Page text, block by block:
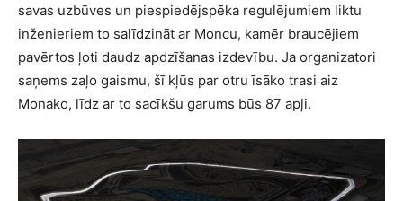
savas uzbūves un piespiedējspēka regulējumiem liktu
inženieriem to salīdzināt ar Moncu, kamēr braucējiem
pavērtos ļoti daudz apdzīšanas izdevību. Ja organizatori
saņems zaļo gaismu, šī kļūs par otru īsāko trasi aiz
Monako, līdz ar to sacīkšu garums būs 87 apļi.